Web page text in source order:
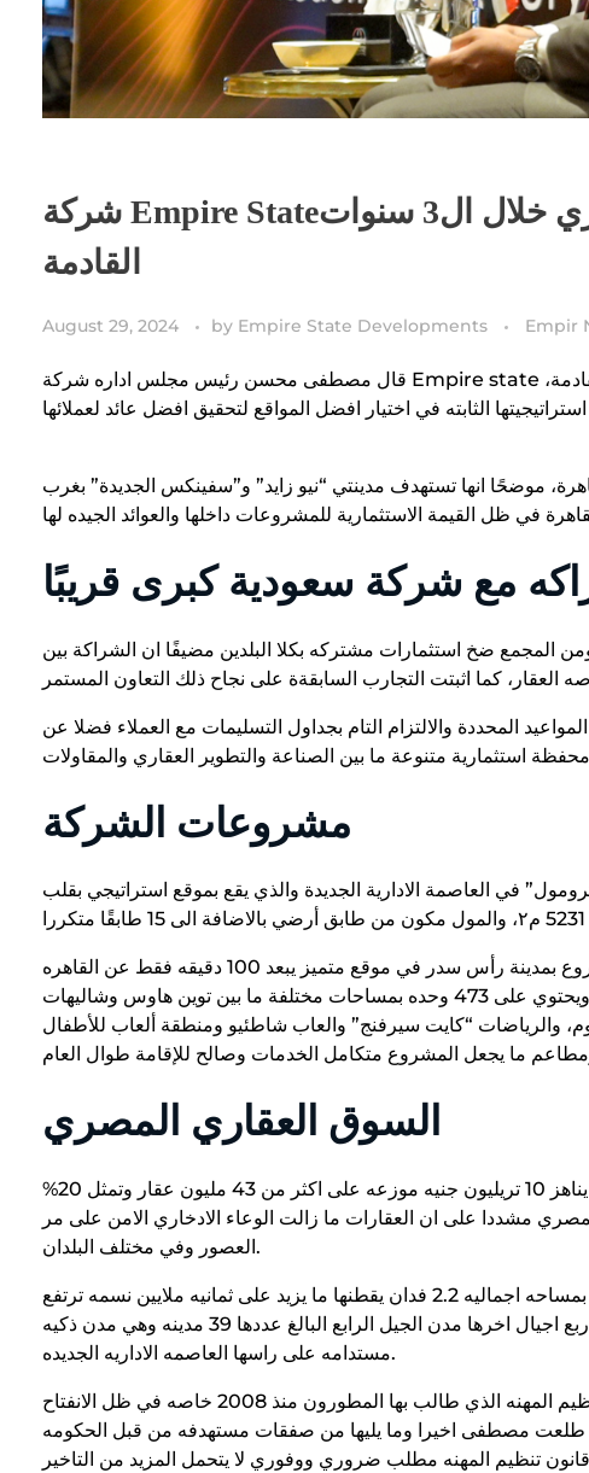
شركة Empire Stateتستهدف ضخ 17مليار جنيه بالسوق العقاري خلال ال3 سنوات
القادمة
August 29, 2024 by Empire State Developments Empir
قال مصطفى محسن رئيس مجلس اداره شركة Empire state للتطوير العقاري، أن الشركة تستهدف ضخ 17 مليار جنيه خلال السنوات القليلة القادمة،
انها تستهدف مدينتي “نيو زايد” و”سفينكس الجديدة” بغرب
مع شركة سعودية كبرى قريبًا
المجمع ضخ استثمارات مشتركه بكلا البلدين مضيفًا ان الشراكة بين
المحددة والالتزام التام بجداول التسليمات مع العملاء فضلا عن
مشروعات الشركة
في العاصمة الادارية الجديدة والذي يقع بموقع استراتيجي بقلب
وبالنسبه لمشروع “سيان” السياحي بجنوب سيناء قال إن الشركة اطلقت المشروع بمدينة رأس سدر في موقع متميز يبعد 100 دقيقه فقط عن القاهره
ما يمكن للعميل قضاء عطلته القصيره، موضحا أن المشروع متكامل المرافق ويحتوي على 473 وحده بمساحات مختلفة ما بين توين هاوس وشاليهات
كما يضم شاطئ رملي 100% و4 حمامات سباحة وفندق 4 نجوم، والرياضات “كايت سيرفنج” والعاب شاطئيو ومنطقة ألعاب للأطفال
السوق العقاري المصري
وشدد محسن على قوه القطاع العقاري المصري في حجم الثور العقاريه بمصر يناهز 10 تريليون جنيه موزعه على اكثر من 43 مليون عقار وتمثل 20%
المصري مشددا على ان العقارات ما زالت الوعاء الادخاري الامن على مر
العصور وفي مختلف البلدان.
كما اشاد بالنهضه العمرانيه التي تشهدها نصر حاليا مع تدشين 61 مدينه جديده بمساحه اجماليه 2.2 فدان يقطنها ما يزيد على ثمانيه ملايين نسمه ترتفع
طاقتها الاستيعابيه حين اكتمال انشائها لحوالي 65 مليون نسمه مقسمه الى اربع اجيال اخرها مدن الجيل الرابع البالغ عددها 39 مدينه وهي مدن ذكيه
مستدامه على راسها العاصمه الاداريه الجديده.
شدد محسن على ان النهضه العمرانيه التي تشهدها مصر تتطلب وضع قانون تنظيم المهنه الذي طالب بها المطورون منذ 2008 خاصه في ظل الانفتاح
مصطفى اخيرا وما يليها من صفقات مستهدفه من قبل الحكومه